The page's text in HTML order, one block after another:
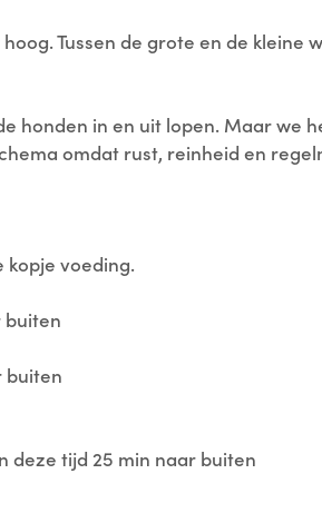
Tussen de grote en de kleine
honden in en uit lopen. Maar we
omdat rust, reinheid en
kopje voeding.
buiten
buiten
deze tijd 25 min naar buiten